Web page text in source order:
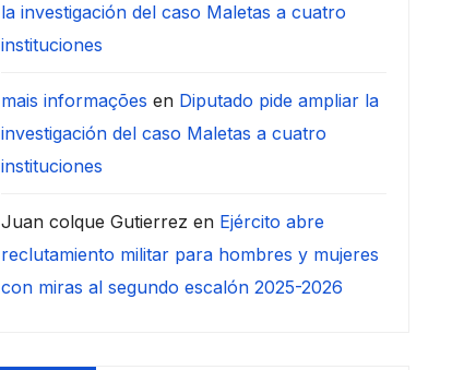
la investigación del caso Maletas a cuatro
instituciones
mais informações en Diputado pide ampliar la
investigación del caso Maletas a cuatro
instituciones
Juan colque Gutierrez en Ejército abre
reclutamiento militar para hombres y mujeres
con miras al segundo escalón 2025-2026